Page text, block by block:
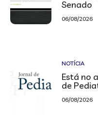
Senado
06/08/2026
NOTÍCIA
Está no
de
06/08/2026